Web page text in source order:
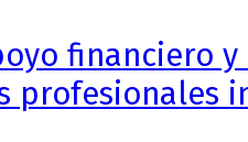
financiero y
profesionales